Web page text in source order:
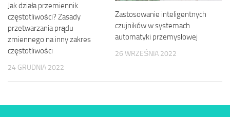
Jak działa przemiennik
częstotliwości? Zasady
przetwarzania prądu
zmiennego na inny zakres
częstotliwości
24 GRUDNIA 2022
Zastosowanie inteligentnych
czujników w systemach
automatyki przemysłowej
26 WRZEŚNIA 2022